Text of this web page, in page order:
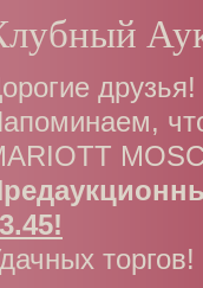
друзья!
торгов!